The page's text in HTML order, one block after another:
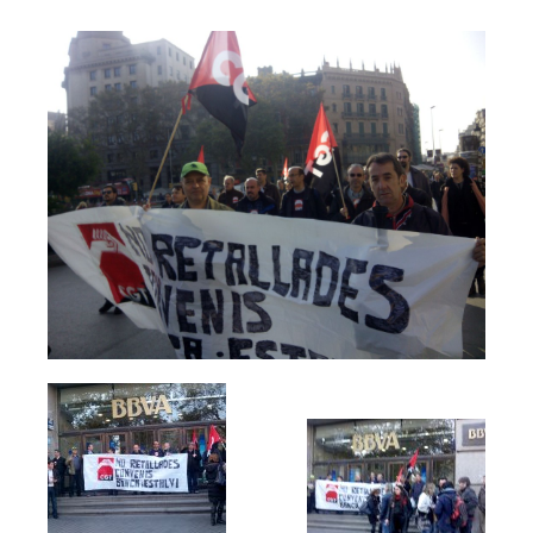
Agenda
Convenis
Activitats administratives
Conveni Col·lectiu de Consultoria i Estudis de Mercat i
Conveni Col·lectiu d’Enginyeria i Oficines d’Estudis Tècnics
Conveni Col·lectiu d’Oficines i Despatxos 2019-2021
Entitats de crèdit i asseguradores
Tablas salariales del Convenio de Seguros 2018 y 2019
Conveni Col·lectiu de Banca 2015-2018
Conveni Col·lectiu de Caixes i Entitats d’Estalvi 2011-2014